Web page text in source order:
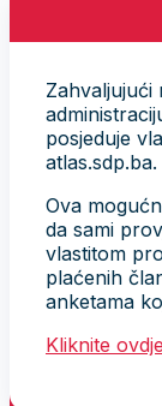
Zahvaljujući
posjeduje
atlas.sdp.ba.
Ova
da sami
vlastitom
plaćenih
anketama
Kliknite